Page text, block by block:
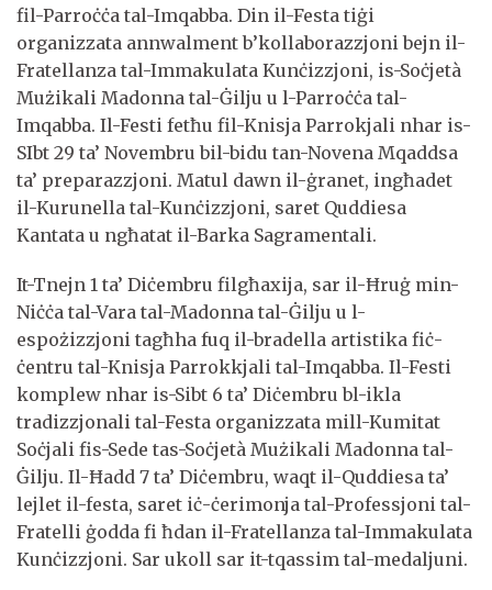
fil-Parroċċa tal-Imqabba. Din il-Festa tiġi
organizzata annwalment b’kollaborazzjoni bejn il-
Fratellanza tal-Immakulata Kunċizzjoni, is-Soċjetà
Mużikali Madonna tal-Ġilju u l-Parroċċa tal-
Imqabba. Il-Festi fetħu fil-Knisja Parrokjali nhar is-
SIbt 29 ta’ Novembru bil-bidu tan-Novena Mqaddsa
ta’ preparazzjoni. Matul dawn il-ġranet, ingħadet
il-Kurunella tal-Kunċizzjoni, saret Quddiesa
Kantata u ngħatat il-Barka Sagramentali.
It-Tnejn 1 ta’ Diċembru filgħaxija, sar il-Ħruġ min-
Niċċa tal-Vara tal-Madonna tal-Ġilju u l-
espożizzjoni tagħha fuq il-bradella artistika fiċ-
ċentru tal-Knisja Parrokkjali tal-Imqabba. Il-Festi
komplew nhar is-Sibt 6 ta’ Diċembru bl-ikla
tradizzjonali tal-Festa organizzata mill-Kumitat
Soċjali fis-Sede tas-Soċjetà Mużikali Madonna tal-
Ġilju. Il-Ħadd 7 ta’ Diċembru, waqt il-Quddiesa ta’
lejlet il-festa, saret iċ-ċerimonja tal-Professjoni tal-
Fratelli ġodda fi ħdan il-Fratellanza tal-Immakulata
Kunċizzjoni. Sar ukoll sar it-tqassim tal-medaljuni.